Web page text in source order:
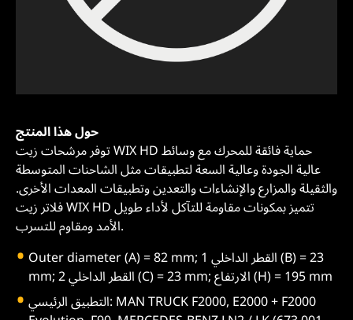
حول هذا المنتج
توفر مرشحات زيت WIX HD حماية فائقة للمحرك مع وسائط
عالية الجودة وعالية السعة لتطبيقات مثل الشاحنات المتوسطة
والثقيلة والمزارع والإنشاءات والتعدين وتطبيقات المعدات الأخرى.
فلاتر زيت WIX HD تتميز بمكونات مقاومة للتآكل لأداء طويل
الأمد ومقاوم للتسرب.
Outer diameter (A) = 82 mm; القطر الداخلي 1 (B) = 23
mm; القطر الداخلي 2 (C) = 23 mm; الارتفاع (H) = 195 mm
التطبيق الرئيسي: MAN TRUCK F2000, E2000 + F2000